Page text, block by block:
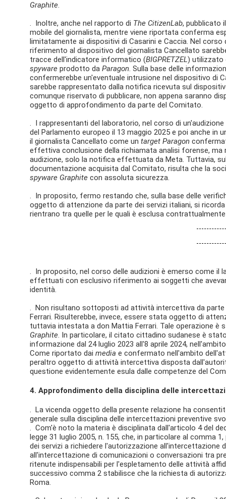
Graphite.
. Inoltre, anche nel rapporto di The CitizenLab, pubblicato
mobile del giornalista, mentre viene riportata conferma
limitatamente ai dispositivi di Casarini e Caccia. Nel
riferimento al dispositivo del giornalista Cancellato
tracce dell'indicatore informatico (BIGPRETZEL) utilizzato
spyware prodotto daParagon. Sulla base delle
confermerebbe un'eventuale intrusione nel dispositivo di
sarebbe rappresentato dalla notifica ricevuta sul
comunque riservato di pubblicare, non appena saranno
oggetto di approfondimento da parte del Comitato.
. I rappresentanti del laboratorio, nel corso di
del Parlamento europeo il 13 maggio 2025 e poi anche
il giornalista Cancellato come untarget Paragon
effettiva conclusione della richiamata analisi forense,
audizione, solo la notifica effettuata da Meta. Tuttavia,
documentazione acquisita dal Comitato, risulta che la
spyware Graphite con assoluta sicurezza.
. In proposito, fermo restando che, sulla base delle
oggetto di attenzione da parte dei servizi italiani, si
rientrano tra quelle per le quali è esclusa
. In proposito, nel corso delle audizioni è emerso come il
effettuati con esclusivo riferimento ai soggetti che
identità.
. Non risultano sottoposti ad attività intercettiva da parte
Ferrari. Risulterebbe, invece, essere stata oggetto di
tuttavia intestata a don Mattia Ferrari. Tale operazione
Graphite. In particolare, il citato cittadino sudanese è
informazione dal 24 luglio 2023 all'8 aprile 2024,
Come riportato daimedia e confermato nell'ambito
peraltro oggetto di attività intercettiva disposta
questione evidentemente esula dalle competenze del
4. Approfondimento della disciplina delle
. La vicenda oggetto della presente relazione ha
generale sulla disciplina delle intercettazioni preventive
. Com'è noto la materia è disciplinata dall'articolo 4 del
legge 31 luglio 2005, n. 155, che, in particolare al comma
dei servizi a richiedere l'autorizzazione all'intercettazione
all'intercettazione di comunicazioni o conversazioni tra
ritenute indispensabili per l'espletamento delle attività
successivo comma 2 stabilisce che la richiesta di
Roma.